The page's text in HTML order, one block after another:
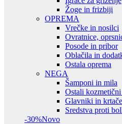
Žoge in frizbiji
OPREMA
Vrečke in nosilci
Ovratnice,
Posode in pribor
Oblačila in
Ostala oprema
NEGA
Šamponi in mila
Ostali
Glavniki in krtače
Sredstva proti
-30%Novo